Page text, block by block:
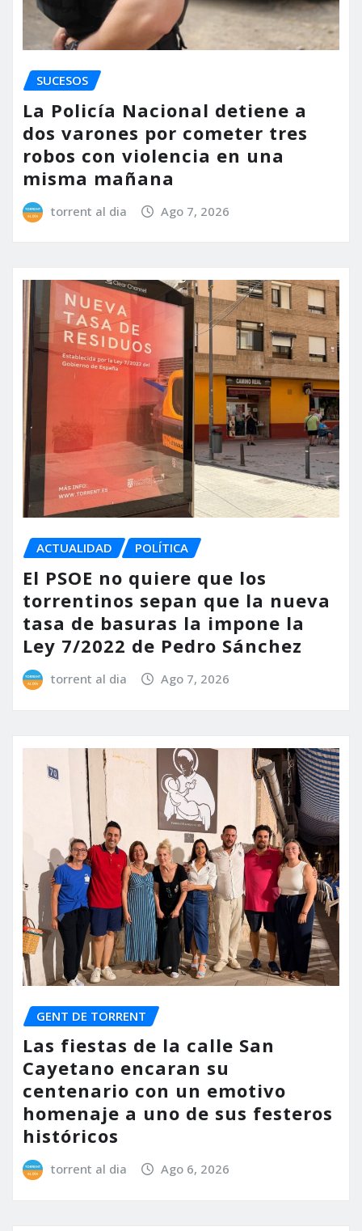
SUCESOS
La Policía Nacional detiene a
dos varones por cometer tres
robos con violencia en una
misma mañana
torrent al dia Ago 7, 2026
ACTUALIDAD POLÍTICA
El PSOE no quiere que los
torrentinos sepan que la nueva
tasa de basuras la impone la
Ley 7/2022 de Pedro Sánchez
torrent al dia Ago 7, 2026
GENT DE TORRENT
Las fiestas de la calle San
Cayetano encaran su
centenario con un emotivo
homenaje a uno de sus festeros
históricos
torrent al dia Ago 6, 2026